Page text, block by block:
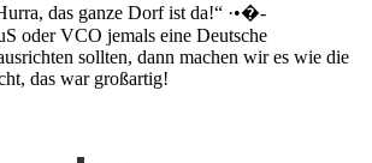
das ganze Dorf ist da!“ ·•�-
oder VCO jemals eine Deutsche
sollten, dann machen wir es wie die
das war großartig!